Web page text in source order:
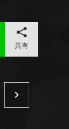
共有